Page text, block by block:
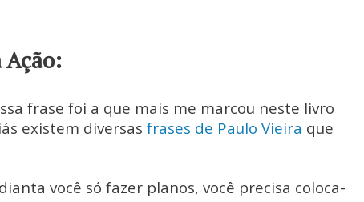
frase foi a que mais me marcou neste livro
existem diversas frases de Paulo Vieira que
você só fazer planos, você precisa coloca-